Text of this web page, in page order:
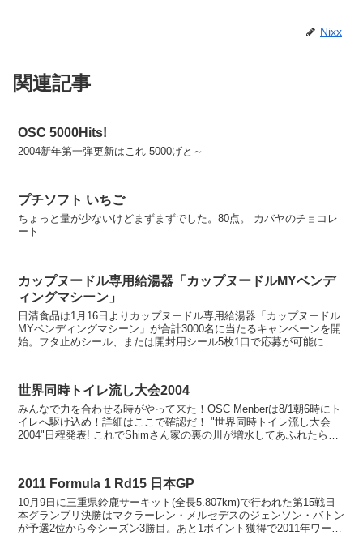
Nixx
関連記事
OSC 5000Hits!
2004新年第一弾更新はこれ 5000げと～
プチソフト いちご
ちょっと量が少ないけどまずまずでした。80点。 カバヤのチョコレ
ート
カップヌードル専用給湯器「カップヌードルMYベンデ
ィングマシーン」
日清食品は1月16日よりカップヌードル専用給湯器「カップヌードル
MYベンディングマシーン」が合計3000名に当たるキャンペーンを開
始。フタ止めシール、または開封用シール5枚1口で応募が可能にな
世界同時トイレ流し大会2004
みんなで力を合わせる時がやって来た！OSC Menberは8/1朝6時にト
イレへ駆け込め！詳細はここで確認だ！ "世界同時トイレ流し大会
2004"日程発表! これでShimさん家の裏の川が増水してあふれたらど
2011 Formula 1 Rd15 日本GP
10月9日に三重県鈴鹿サーキット(全長5.807km)で行われた第15戦日
本グランプリ決勝はマクラーレン・メルセデスのジェンソン・バトン
が予選2位から今シーズン3勝目。あと1ポイント獲得で2011年ワール